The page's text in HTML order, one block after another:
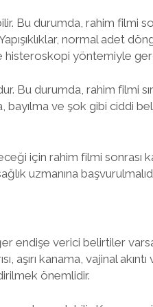
Bu durumda, rahim filmi
normal adet
histeroskopi yöntemiyle
Bu durumda, rahim filmi
bayılma ve şok gibi ciddi
için rahim filmi sonrası
uzmanına
endişe verici belirtiler
aşırı kanama, vajinal
önemlidir.